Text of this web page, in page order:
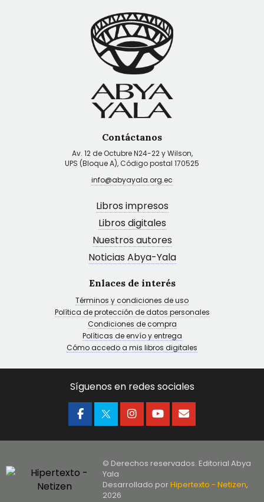
Contáctanos
Av. 12 de Octubre N24-22 y Wilson,
UPS (Bloque A), Código postal 170525
info@abyayala.org.ec
Libros impresos
Libros digitales
Nuestros autores
Noticias Abya-Yala
Enlaces de interés
Términos y condiciones de uso
Política de protección de datos personales
Condiciones de compra
Políticas de envío y entrega
Cómo accedo a mis libros digitales
Síguenos en redes sociales
© Derechos reservados. Editorial Abya
Yala
Desarrollado porHipertexto - Netizen,
2026